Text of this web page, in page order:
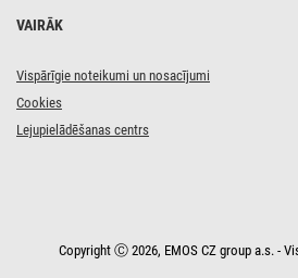
VAIRĀK
Vispārīgie noteikumi un nosacījumi
Cookies
Lejupielādēšanas centrs
Copyright Ⓒ 2026, EMOS CZ group a.s. -